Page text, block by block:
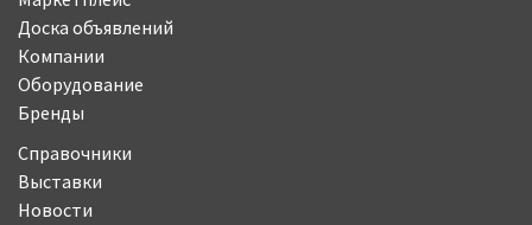
Доска объявлений
Компании
Оборудование
Бренды
Справочники
Выставки
Новости